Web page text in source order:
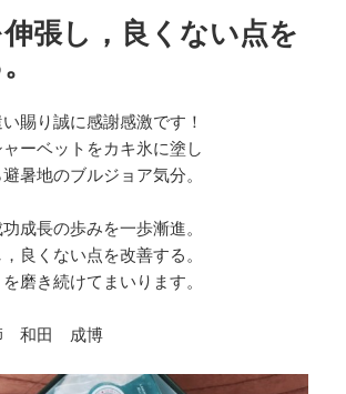
張し，良くない点を
賜り誠に感謝感激です！
ーベットをカキ氷に塗し
暑地のブルジョア気分。
成長の歩みを一歩漸進。
良くない点を改善する。
磨き続けてまいります。
和田 成博